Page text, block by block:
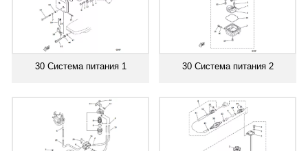
30 Система питания 1 30 Система питания 2